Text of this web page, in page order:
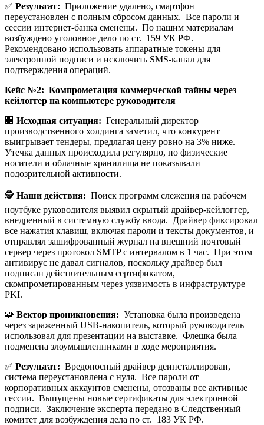
✅ Результат: Приложение удалено, смартфон
переустановлен с полным сбросом данных. Все пароли и
сессии интернет-банка сменены. По нашим материалам
возбуждено уголовное дело по ст. 159 УК РФ.
Рекомендовано использовать аппаратные токены для
электронной подписи и исключить SMS-канал для
подтверждения операций.
Кейс №2: Компрометация коммерческой тайны через
кейлоггер на компьютере руководителя
🏢 Исходная ситуация: Генеральный директор
производственного холдинга заметил, что конкурент
выигрывает тендеры, предлагая цену ровно на 3% ниже.
Утечка данных происходила регулярно, но физические
носители и облачные хранилища не показывали
подозрительной активности.
🕵️ Наши действия: Поиск программ слежения на рабочем
ноутбуке руководителя выявил скрытый драйвер-кейлоггер,
внедренный в системную службу ввода. Драйвер фиксировал
все нажатия клавиш, включая пароли и тексты документов, и
отправлял зашифрованный журнал на внешний почтовый
сервер через протокол SMTP с интервалом в 1 час. При этом
антивирус не давал сигналов, поскольку драйвер был
подписан действительным сертификатом,
скомпрометированным через уязвимость в инфраструктуре
PKI.
🧩 Вектор проникновения: Установка была произведена
через зараженный USB-накопитель, который руководитель
использовал для презентации на выставке. Флешка была
подменена злоумышленниками в ходе мероприятия.
✅ Результат: Вредоносный драйвер деинсталлирован,
система переустановлена с нуля. Все пароли от
корпоративных аккаунтов сменены, отозваны все активные
сессии. Выпущены новые сертификаты для электронной
подписи. Заключение эксперта передано в Следственный
комитет для возбуждения дела по ст. 183 УК РФ.